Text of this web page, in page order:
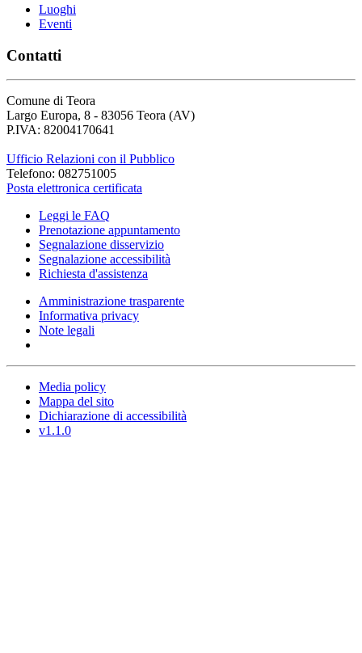
Luoghi
Eventi
Contatti
Comune di Teora
Largo Europa, 8 - 83056 Teora (AV)
P.IVA: 82004170641
Ufficio Relazioni con il Pubblico
Telefono: 082751005
Posta elettronica certificata
Leggi le FAQ
Prenotazione appuntamento
Segnalazione disservizio
Segnalazione accessibilità
Richiesta d'assistenza
Amministrazione trasparente
Informativa privacy
Note legali
Media policy
Mappa del sito
Dichiarazione di accessibilità
v1.1.0